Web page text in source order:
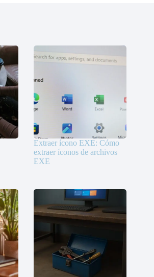
Extraer ícono EXE: Cómo
extraer íconos de archivos
EXE